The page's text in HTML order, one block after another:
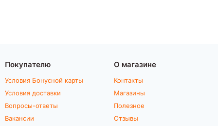
Покупателю
Условия Бонусной карты
Условия доставки
Вопросы-ответы
Вакансии
О магазине
Контакты
Магазины
Полезное
Отзывы